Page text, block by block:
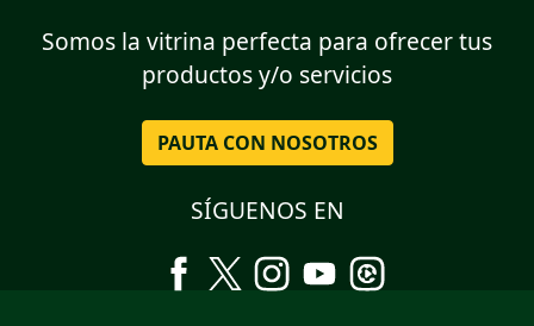
Somos la vitrina perfecta para ofrecer tus
productos y/o servicios
PAUTA CON NOSOTROS
SÍGUENOS EN